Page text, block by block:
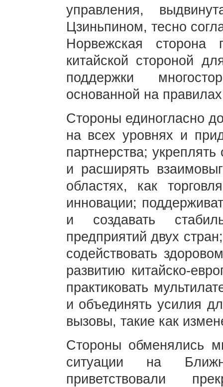
управления,
Цзиньпином, тесно
Норвежская сторона
китайской стороной
поддержки
основанной на
Стороны единогласно
на всех уровнях и
партнерства;
и расширять
областях, как
инновации;
и создавать
предприятий двух
содействовать
развитию китайско-
практиковать
и объединять усилия
вызовы, такие как
Стороны обменялись
ситуации на
приветствовали